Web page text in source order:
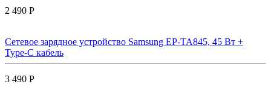
2 490 Р
Сетевое зарядное устройство Samsung EP-TA845, 45 Вт +
Type-C кабель
3 490 Р